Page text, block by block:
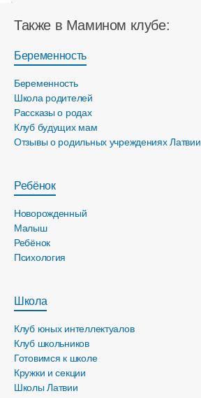
Также в Мамином клубе:
Беременность
Беременность
Школа родителей
Рассказы о родах
Клуб будущих мам
Отзывы о родильных учреждениях Латвии
Ребёнок
Новорожденный
Малыш
Ребёнок
Психология
Школа
Клуб юных интеллектуалов
Клуб школьников
Готовимся к школе
Кружки и секции
Школы Латвии